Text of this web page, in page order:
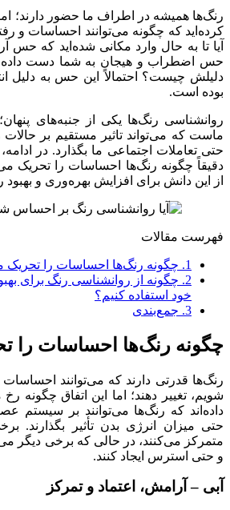
رنگ‌ها همیشه در اطراف ما حضور دارند؛ اما
کرده‌اید که چگونه می‌توانند احساسات و
آیا تا به حال وارد مکانی شده‌اید که
حس اضطراب و هیجان به شما دست داده
دلیلش چیست؟ احتمالاً این حس به دلیل
بوده است.
روانشناسی رنگ‌ها یکی از جنبه‌های
ماست که می‌تواند تاثیر مستقیم بر
حتی تعاملات اجتماعی ما بگذارد. در
دقیقاً چگونه رنگ‌ها احساسات را تحریک
از این دانش برای افزایش بهره‌وری و بهبود
فهرست مقالات
1. چگونه رنگ‌ها احساسات را تحریک
2. چگونه از روانشناسی رنگ برای
خود استفاده کنیم؟
3. جمع‌بندی
چگونه رنگ‌ها احساسات را
رنگ‌ها قدرتی دارند که می‌توانند احساسات
شویم، تغییر دهند؛ اما این اتفاق چگونه
داده‌اند که رنگ‌ها می‌توانند بر سیستم
حتی میزان انرژی بدن تأثیر بگذارند.
متمرکز می‌کنند، در حالی که برخی دیگر
و حتی استرس ایجاد کنند.
آبی – آرامش، اعتماد و تمرکز